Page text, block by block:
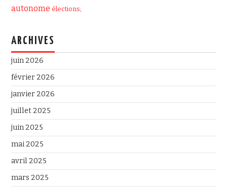
autonome élections;
ARCHIVES
juin 2026
février 2026
janvier 2026
juillet 2025
juin 2025
mai 2025
avril 2025
mars 2025